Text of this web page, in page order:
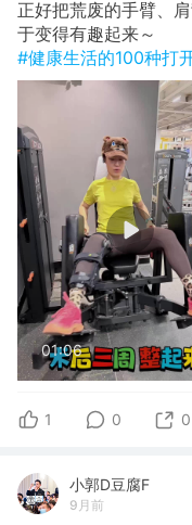
正好把荒废的手臂、
于变得有趣起来～
#健康生活的100种打
01:06
1 0 0
小郭D豆腐F
9月前